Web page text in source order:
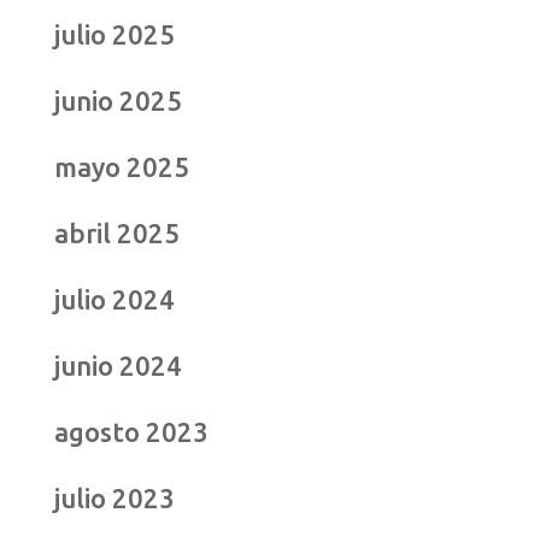
julio 2025
junio 2025
mayo 2025
abril 2025
julio 2024
junio 2024
agosto 2023
julio 2023